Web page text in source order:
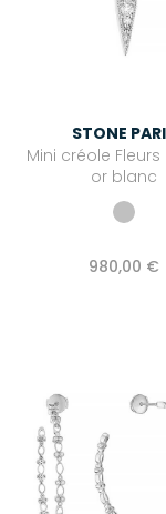
STONE
Mini créole
or blanc
980,00 €